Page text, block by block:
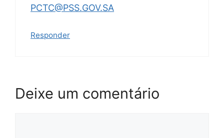
PCTC@PSS.GOV.SA
Responder
Deixe um comentário